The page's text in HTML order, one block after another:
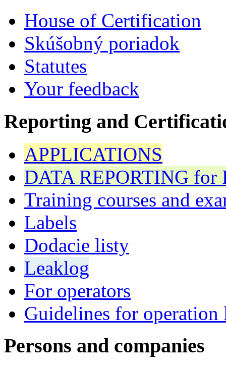
House of Certification
Skúšobný poriadok
Statutes
Your feedback
Reporting and
APPLICATIONS
DATA REPORTING for
Training courses and
Labels
Dodacie listy
Leaklog
For operators
Guidelines for operation
Persons and companies